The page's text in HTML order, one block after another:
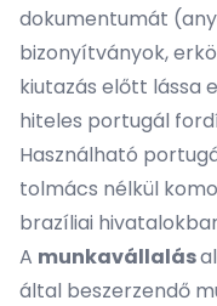
dokumentumát
bizonyítványok,
kiutazás előtt lássa
hiteles portugál
Használható
tolmács nélkül
brazíliai
A munkavállalás
által beszerzendő